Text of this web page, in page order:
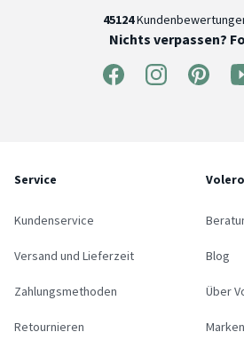
45124
Nichts verpassen?
Service
Kundenservice
Versand und Lieferzeit
Zahlungsmethoden
Retournieren
Volero
Blog
Über
Marken